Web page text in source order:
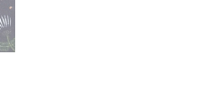
дополнительные
до 30% на узкие
тканей